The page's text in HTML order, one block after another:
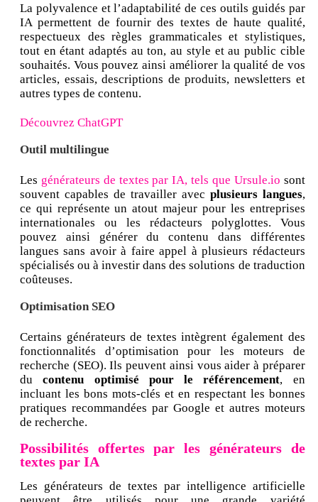
La polyvalence et l’adaptabilité de ces outils guidés par
IA permettent de fournir des textes de haute qualité,
respectueux des règles grammaticales et stylistiques,
tout en étant adaptés au ton, au style et au public cible
souhaités. Vous pouvez ainsi améliorer la qualité de vos
articles, essais, descriptions de produits, newsletters et
autres types de contenu.
Découvrez ChatGPT
Outil multilingue
Les générateurs de textes par IA, tels que Ursule.io sont
souvent capables de travailler avec plusieurs langues,
ce qui représente un atout majeur pour les entreprises
internationales ou les rédacteurs polyglottes. Vous
pouvez ainsi générer du contenu dans différentes
langues sans avoir à faire appel à plusieurs rédacteurs
spécialisés ou à investir dans des solutions de traduction
coûteuses.
Optimisation SEO
Certains générateurs de textes intègrent également des
fonctionnalités d’optimisation pour les moteurs de
recherche (SEO). Ils peuvent ainsi vous aider à préparer
ducontenu optimisé pour le référencement, en
incluant les bons mots-clés et en respectant les bonnes
pratiques recommandées par Google et autres moteurs
de recherche.
Possibilités offertes par les générateurs de
textes par IA
Les générateurs de textes par intelligence artificielle